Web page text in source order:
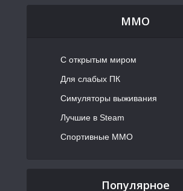
MMO
С открытым миром
Для слабых ПК
Симуляторы выживания
Лучшие в Steam
Спортивные MMO
Популярное